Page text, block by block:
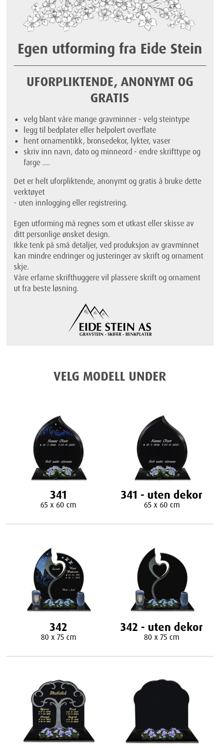
Egen utforming fra Eide Stein
UFORPLIKTENDE, ANONYMT OG
GRATIS
velg blant våre mange gravminner - velg steintype
legg til bedplater eller helpolert overflate
hent ornamentikk, bronsedekor, lykter, vaser
skriv inn navn, dato og minneord - endre skrifttype og
farge ....
Det er helt uforpliktende, anonymt og gratis å bruke dette
verktøyet
- uten innlogging eller registrering.
Egen utforming må regnes som et utkast eller skisse av
ditt personlige ønsket design.
Ikke tenk på små detaljer, ved produksjon av gravminnet
kan mindre endringer og justeringer av skrift og ornament
skje.
Våre erfarne skrifthuggere vil plassere skrift og ornament
ut fra beste løsning.
VELG MODELL UNDER
341
65 x 60 cm
341 - uten dekor
65 x 60 cm
342
80 x 75 cm
342 - uten dekor
80 x 75 cm